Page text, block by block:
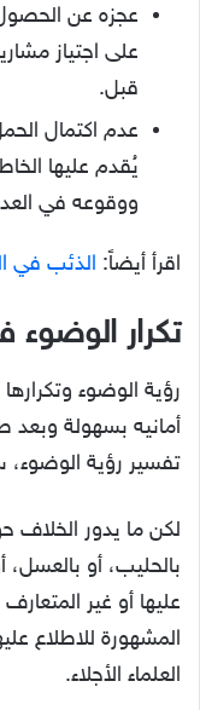
عجزه عن
على اجتياز
قبل.
عدم اكتمال
يُقدم عليها
ووقوعه في
اقرأ أيضاً: الذئب في
تكرار الوضوء
رؤية الوضوء
أمانيه بسهولة وبعد
تفسير رؤية الوضوء،
لكن ما يدور الخلاف
بالحليب، أو بالعسل،
عليها أو غير
المشهورة للاطلاع
العلماء الأجلاء.